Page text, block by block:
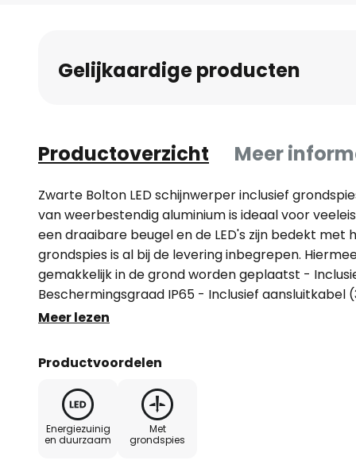
vanGelijkaardige producten
Productoverzicht Meer
Zwarte Bolton LED schijnwerper inclusief
van weerbestendig aluminium is ideaal voor
een draaibare beugel en de LED's zijn bedekt met
grondspies is al bij de levering inbegrepen.
gemakkelijk in de grond worden geplaatst -
Beschermingsgraad IP65 - Inclusief
Stralingshoek: 110°
Meer lezen
Productvoordelen
Energiezuinig
en duurzaam
Met
grondspies